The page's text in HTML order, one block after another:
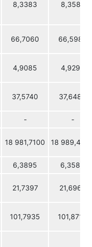
8,3383 8,3587
66,7060 66,5980
4,9085 4,9296
37,5740 37,6480
- -
18 981,7100 18
6,3895 6,3583
21,7397 21,6964
101,7935 101,8715